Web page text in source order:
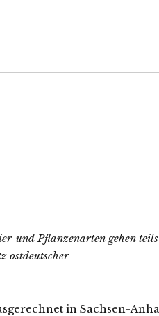
und Pflanzenarten gehen teils
ostdeutscher
in Sachsen-